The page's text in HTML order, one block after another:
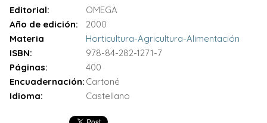
Editorial:
OMEGA
Año de edición:
2000
Materia
Horticultura-Agricultura-Alimentación
ISBN:
978-84-282-1271-7
Páginas:
400
Encuadernación: Cartoné
Idioma:
Castellano